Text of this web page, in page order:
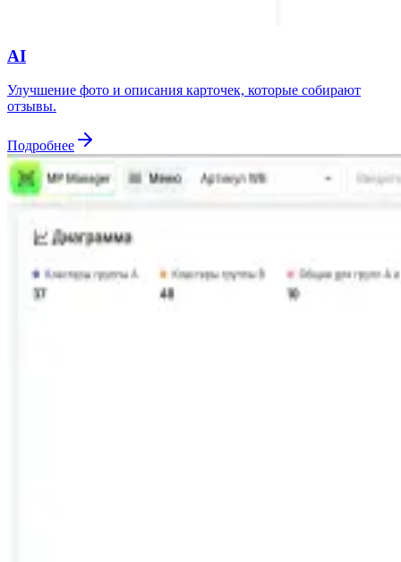
AI
Улучшение фото и описания карточек, которые собирают
отзывы.
Подробнее